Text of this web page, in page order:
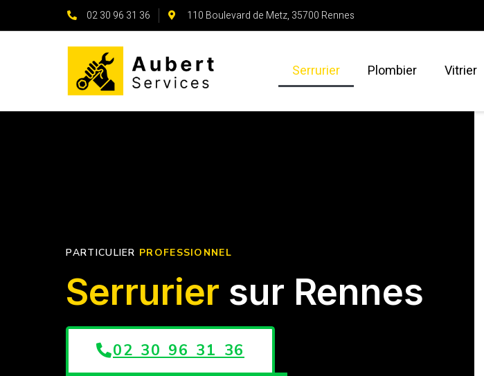
02 30 96 31 36 110 Boulevard de Metz, 35700 Rennes
Serrurier Plombier Vitrier
PARTICULIER PROFESSIONNEL
Serrurier sur Rennes
02 30 96 31 36